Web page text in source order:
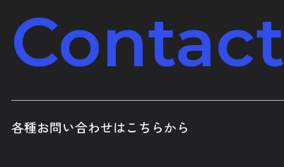
Contact
各種お問い合わせはこちらから